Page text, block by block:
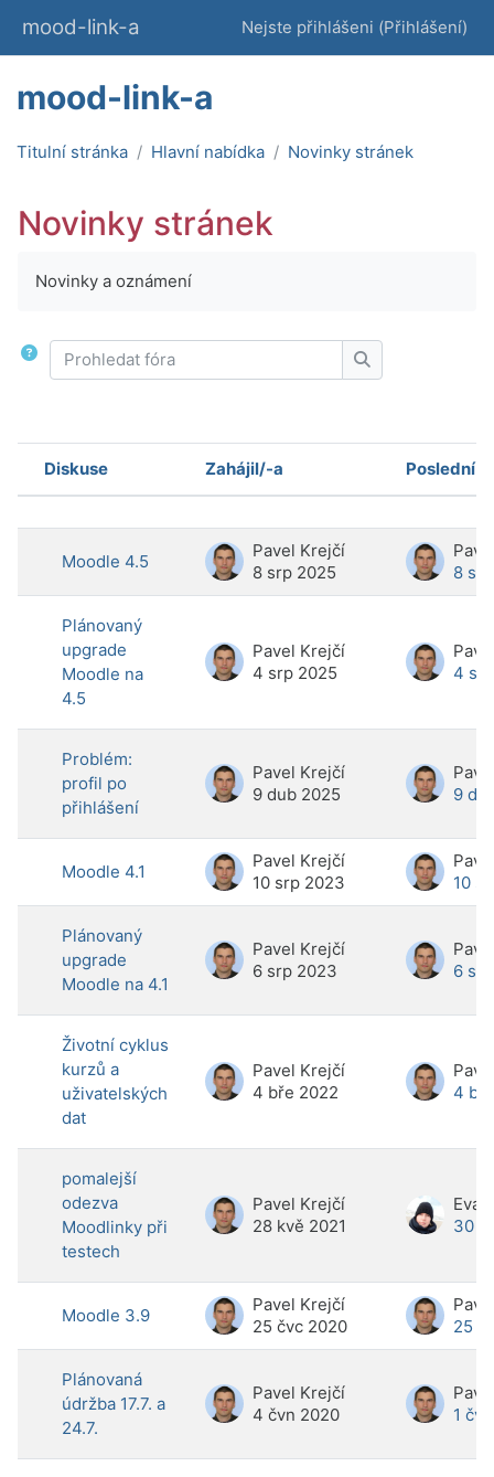
mood-link-a Nejste přihlášeni (Přihlášení)
mood-link-a
Titulní stránka Hlavní nabídka Novinky stránek
Novinky stránek
Novinky a oznámení
Prohledat fóra
Prohledat fóra
Stav
Diskuse Zahájil/-a Poslední
Moodle 4.5
Pavel Krejčí
8 srp 2025
8
Plánovaný
upgrade
Moodle na
4.5
Pavel Krejčí
4 srp 2025
4
Problém:
profil po
přihlášení
Pavel Krejčí
9 dub 2025
9
Moodle 4.1
Pavel Krejčí
10 srp 2023
10
Plánovaný
upgrade
Moodle na 4.1
Pavel Krejčí
6 srp 2023
6
Životní cyklus
kurzů a
uživatelských
dat
Pavel Krejčí
4 bře 2022
4
pomalejší
odezva
Moodlinky při
testech
Pavel Krejčí
28 kvě 2021
Eva
30
Moodle 3.9
Pavel Krejčí
25 čvc 2020
25
Plánovaná
údržba 17.7. a
24.7.
Pavel Krejčí
4 čvn 2020
1